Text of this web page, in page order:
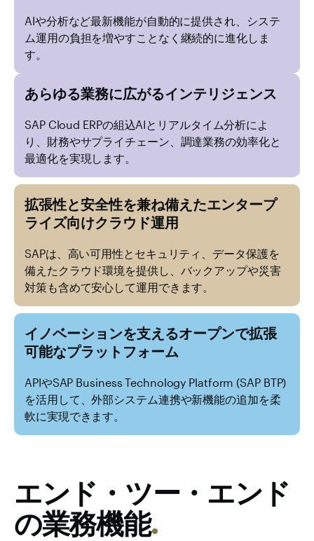
AIや分析など最新機能が自動的に提供され、システ
ム運用の負担を増やすことなく継続的に進化しま
す。
あらゆる業務に広がるインテリジェンス
SAP Cloud ERPの組込AIとリアルタイム分析によ
り、財務やサプライチェーン、調達業務の効率化と
最適化を実現します。
拡張性と安全性を兼ね備えたエンタープ
ライズ向けクラウド運用
SAPは、高い可用性とセキュリティ、データ保護を
備えたクラウド環境を提供し、バックアップや災害
対策も含めて安心して運用できます。
イノベーションを支えるオープンで拡張
可能なプラットフォーム
APIやSAP Business Technology Platform (SAP BTP)
を活用して、外部システム連携や新機能の追加を柔
軟に実現できます。
エンド・ツー・エンド
の業務機能.